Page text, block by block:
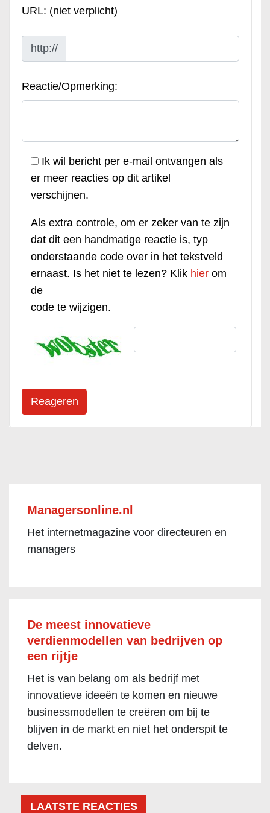
URL: (niet verplicht)
http://
Reactie/Opmerking:
Ik wil bericht per e-mail ontvangen als
er meer reacties op dit artikel
verschijnen.
Als extra controle, om er zeker van te zijn
dat dit een handmatige reactie is, typ
onderstaande code over in het tekstveld
ernaast. Is het niet te lezen? Klik hier om
de
code te wijzigen.
Managersonline.nl
Het internetmagazine voor directeuren en
managers
De meest innovatieve
verdienmodellen van bedrijven op
een rijtje
Het is van belang om als bedrijf met
innovatieve ideeën te komen en nieuwe
businessmodellen te creëren om bij te
blijven in de markt en niet het onderspit te
delven.
LAATSTE REACTIES